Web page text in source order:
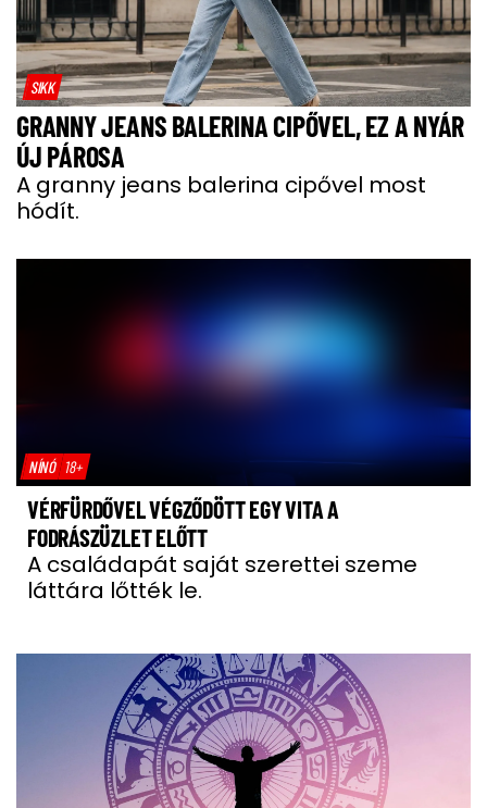
SIKK
GRANNY JEANS BALERINA CIPŐVEL, EZ A NYÁR
ÚJ PÁROSA
A granny jeans balerina cipővel most
hódít.
NÍNÓ 18+
VÉRFÜRDŐVEL VÉGZŐDÖTT EGY VITA A
FODRÁSZÜZLET ELŐTT
A családapát saját szerettei szeme
láttára lőtték le.